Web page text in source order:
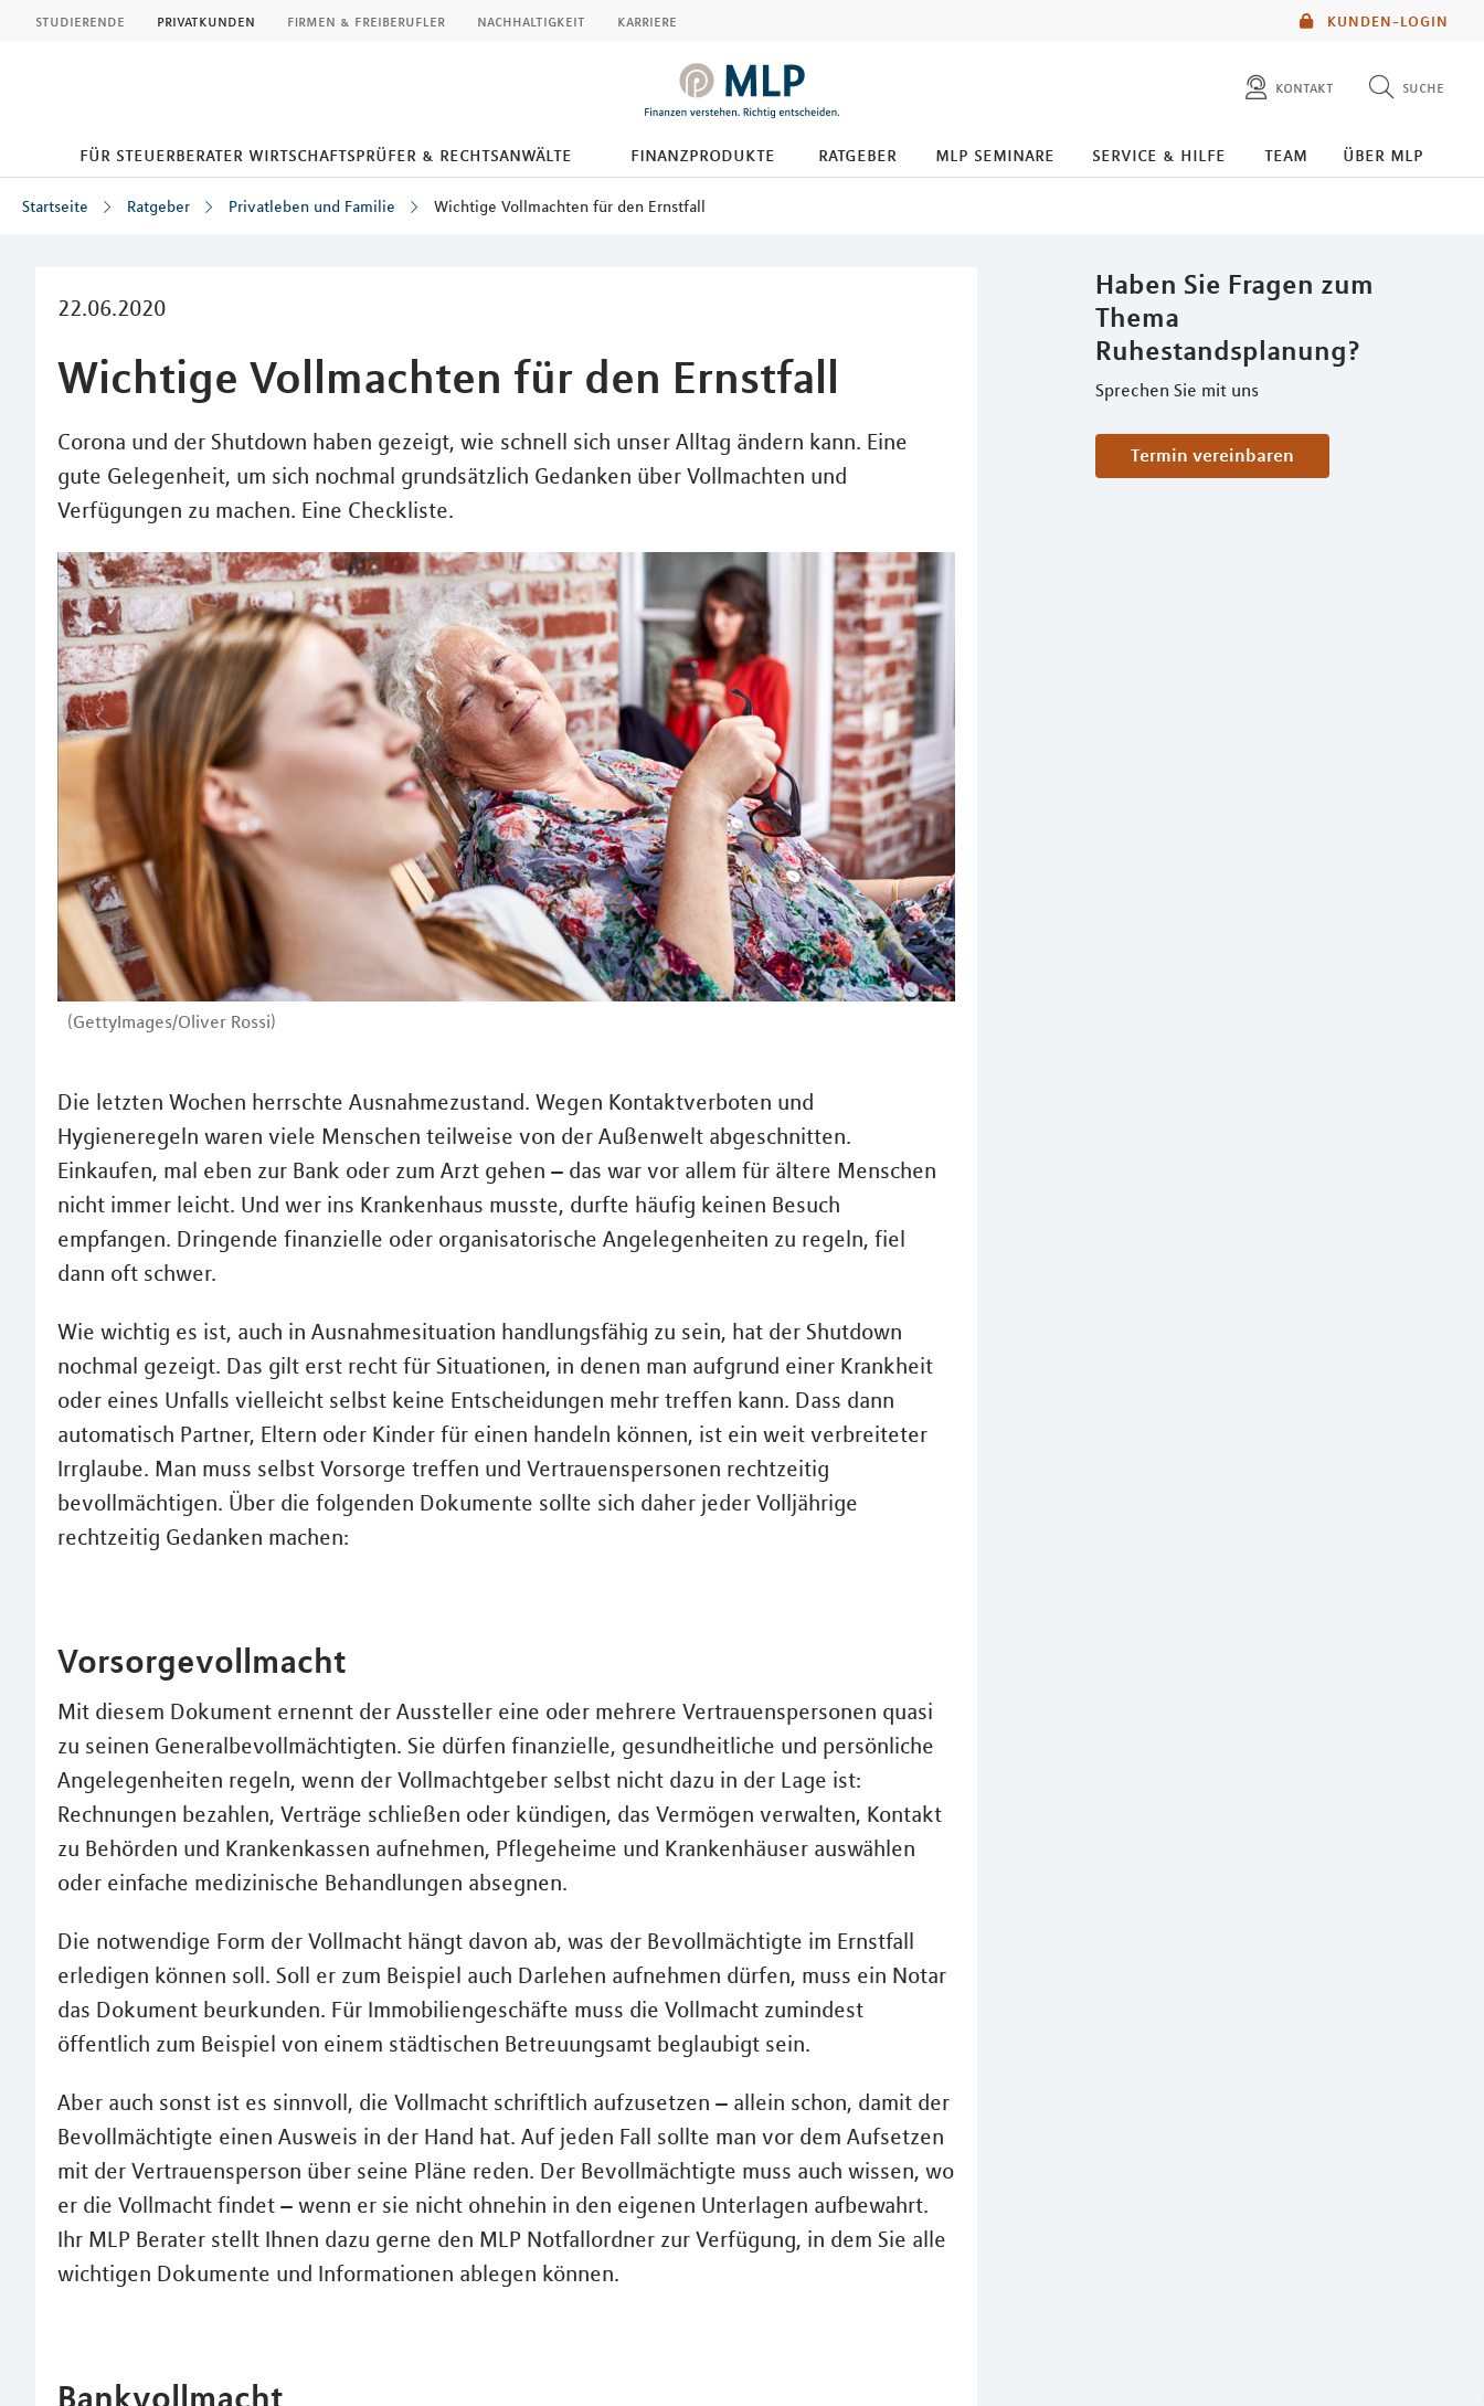
KUNDEN-LOGIN
studierende privatkunden firmen & freiberufler nachhaltigkeit karriere
kontakt suche
diese website durchsuchen
für steuerberater wirtschaftsprüfer & rechtsanwälte finanzprodukte ratgeber mlp seminare service & hilfe team über mlp
Startseite Ratgeber Privatleben und Familie Wichtige Vollmachten für den Ernstfall
22.06.2020
Wichtige Vollmachten für den Ernstfall
Corona und der Shutdown haben gezeigt, wie schnell sich unser Alltag ändern kann. Eine
gute Gelegenheit, um sich nochmal grundsätzlich Gedanken über Vollmachten und
Verfügungen zu machen. Eine Checkliste.
(GettyImages/Oliver Rossi)
Haben Sie Fragen zum
Thema
Ruhestandsplanung?
Sprechen Sie mit uns
Termin vereinbaren
Die letzten Wochen herrschte Ausnahmezustand. Wegen Kontaktverboten und
Hygieneregeln waren viele Menschen teilweise von der Außenwelt abgeschnitten.
Einkaufen, mal eben zur Bank oder zum Arzt gehen – das war vor allem für ältere Menschen
nicht immer leicht. Und wer ins Krankenhaus musste, durfte häufig keinen Besuch
empfangen. Dringende finanzielle oder organisatorische Angelegenheiten zu regeln, fiel
dann oft schwer.
Wie wichtig es ist, auch in Ausnahmesituation handlungsfähig zu sein, hat der Shutdown
nochmal gezeigt. Das gilt erst recht für Situationen, in denen man aufgrund einer Krankheit
oder eines Unfalls vielleicht selbst keine Entscheidungen mehr treffen kann. Dass dann
automatisch Partner, Eltern oder Kinder für einen handeln können, ist ein weit verbreiteter
Irrglaube. Man muss selbst Vorsorge treffen und Vertrauenspersonen rechtzeitig
bevollmächtigen. Über die folgenden Dokumente sollte sich daher jeder Volljährige
rechtzeitig Gedanken machen:
Vorsorgevollmacht
Mit diesem Dokument ernennt der Aussteller eine oder mehrere Vertrauenspersonen quasi
zu seinen Generalbevollmächtigten. Sie dürfen finanzielle, gesundheitliche und persönliche
Angelegenheiten regeln, wenn der Vollmachtgeber selbst nicht dazu in der Lage ist:
Rechnungen bezahlen, Verträge schließen oder kündigen, das Vermögen verwalten, Kontakt
zu Behörden und Krankenkassen aufnehmen, Pflegeheime und Krankenhäuser auswählen
oder einfache medizinische Behandlungen absegnen.
Die notwendige Form der Vollmacht hängt davon ab, was der Bevollmächtigte im Ernstfall
erledigen können soll. Soll er zum Beispiel auch Darlehen aufnehmen dürfen, muss ein Notar
das Dokument beurkunden. Für Immobiliengeschäfte muss die Vollmacht zumindest
öffentlich zum Beispiel von einem städtischen Betreuungsamt beglaubigt sein.
Aber auch sonst ist es sinnvoll, die Vollmacht schriftlich aufzusetzen – allein schon, damit der
Bevollmächtigte einen Ausweis in der Hand hat. Auf jeden Fall sollte man vor dem Aufsetzen
mit der Vertrauensperson über seine Pläne reden. Der Bevollmächtigte muss auch wissen, wo
er die Vollmacht findet – wenn er sie nicht ohnehin in den eigenen Unterlagen aufbewahrt.
Ihr MLP Berater stellt Ihnen dazu gerne den MLP Notfallordner zur Verfügung, in dem Sie alle
wichtigen Dokumente und Informationen ablegen können.
Bankvollmacht